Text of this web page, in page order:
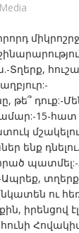
դուք:-
15-հատ
ենք
ու
իրենցով